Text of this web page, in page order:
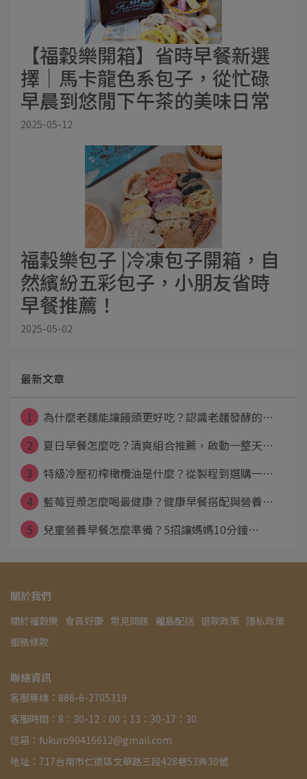
【福穀樂開箱】省時早餐新選
擇｜馬卡龍色系包子，從忙碌
早晨到悠閒下午茶的美味日常
2025-05-12
福穀樂包子 |冷凍包子開箱，自
然繽紛五彩包子，小朋友省時
早餐推薦！
2025-05-02
最新文章
1
為什麼老麵能讓饅頭更好吃？認識老麵發酵的⋯
2
夏日早餐怎麼吃？清爽組合推薦，啟動一整天⋯
3
特級冷壓初榨橄欖油是什麼？從製程到選購一⋯
4
藍莓豆漿怎麼喝最健康？健康早餐搭配與營養⋯
5
兒童營養早餐怎麼準備？5招讓媽媽10分鐘⋯
關於我們
關於福穀樂 會員好康 常見問題 離島配送 退款政策 隱私政策
服務條款
聯絡資訊
客服專線：886-6-2705319
客服時間：8：30-12：00；13：30-17：30
信箱：fukuro90416612@gmail.com
地址：717台南市仁德區文華路三段428巷53弄30號